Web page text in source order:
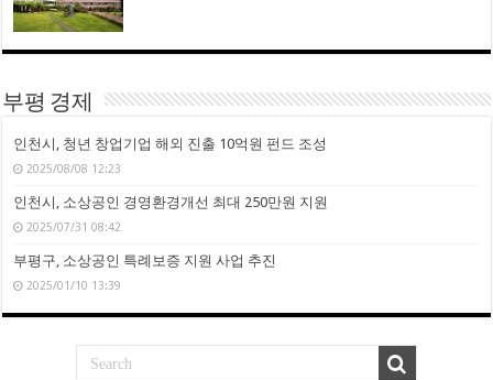
부평 경제
인천시, 청년 창업기업 해외 진출 10억원 펀드 조성
2025/08/08 12:23
인천시, 소상공인 경영환경개선 최대 250만원 지원
2025/07/31 08:42
부평구, 소상공인 특례보증 지원 사업 추진
2025/01/10 13:39